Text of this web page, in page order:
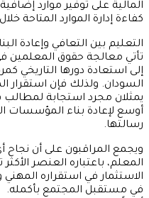
المالية على توفير موارد
كفاءة إدارة الموارد المتاحة
التعليم بين التعافي وإعادة
تأتي معالجة حقوق المعلمين
إلى استعادة دورها التاريخي
السودان. ولذلك فإن استقرار
يمثلان مجرد استجابة
أوسع لإعادة بناء المؤسسات
رسالتها.
ويجمع المراقبون على أن
المعلم، باعتباره العنصر
الاستثمار في استقراره
في مستقبل المجتمع بأكمله.